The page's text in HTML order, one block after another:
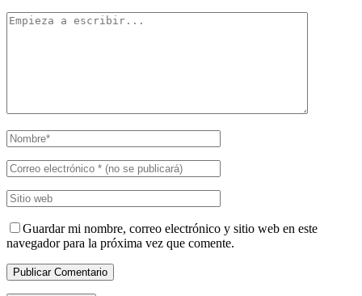
Guardar mi nombre, correo electrónico y sitio web en este
navegador para la próxima vez que comente.